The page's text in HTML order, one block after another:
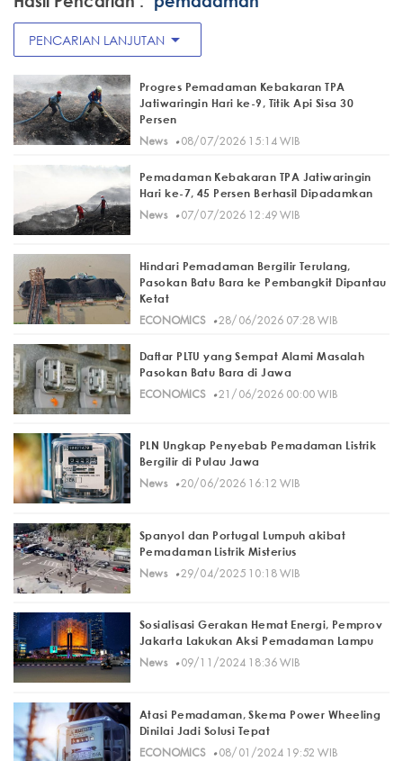
PENCARIAN LANJUTAN arrow_drop_down
Progres Pemadaman Kebakaran TPA
Jatiwaringin Hari ke-9, Titik Api Sisa 30
Persen
News· 08/07/2026 15:14 WIB
Pemadaman Kebakaran TPA Jatiwaringin
Hari ke-7, 45 Persen Berhasil Dipadamkan
News· 07/07/2026 12:49 WIB
Hindari Pemadaman Bergilir Terulang,
Pasokan Batu Bara ke Pembangkit Dipantau
Ketat
ECONOMICS· 28/06/2026 07:28 WIB
Daftar PLTU yang Sempat Alami Masalah
Pasokan Batu Bara di Jawa
ECONOMICS· 21/06/2026 00:00 WIB
PLN Ungkap Penyebab Pemadaman Listrik
Bergilir di Pulau Jawa
News· 20/06/2026 16:12 WIB
Spanyol dan Portugal Lumpuh akibat
Pemadaman Listrik Misterius
News· 29/04/2025 10:18 WIB
Sosialisasi Gerakan Hemat Energi, Pemprov
Jakarta Lakukan Aksi Pemadaman Lampu
News· 09/11/2024 18:36 WIB
Atasi Pemadaman, Skema Power Wheeling
Dinilai Jadi Solusi Tepat
ECONOMICS· 08/01/2024 19:52 WIB